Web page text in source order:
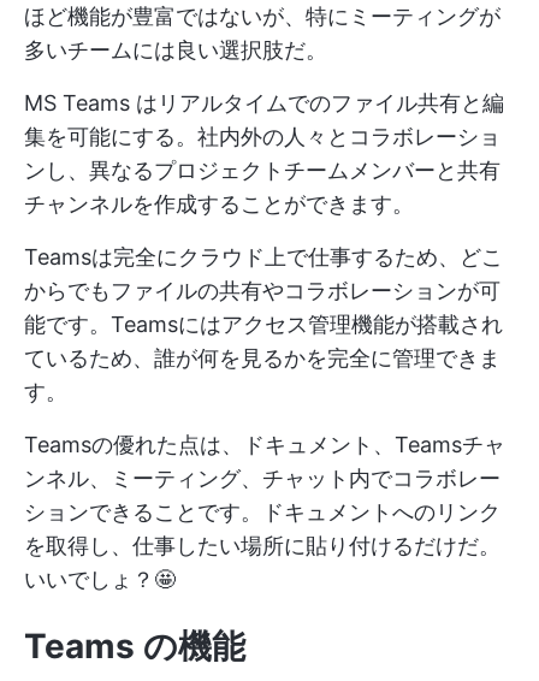
ほど機能が豊富ではないが、特にミーティングが
多いチームには良い選択肢だ。
MS Teams はリアルタイムでのファイル共有と編
集を可能にする。社内外の人々とコラボレーショ
ンし、異なるプロジェクトチームメンバーと共有
チャンネルを作成することができます。
Teamsは完全にクラウド上で仕事するため、どこ
からでもファイルの共有やコラボレーションが可
能です。Teamsにはアクセス管理機能が搭載され
ているため、誰が何を見るかを完全に管理できま
す。
Teamsの優れた点は、ドキュメント、Teamsチャ
ンネル、ミーティング、チャット内でコラボレー
ションできることです。ドキュメントへのリンク
を取得し、仕事したい場所に貼り付けるだけだ。
いいでしょ？🤩
Teams の機能